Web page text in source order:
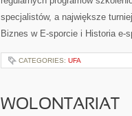
specjalistów, a największe
Biznes w E-sporcie i Historia
CATEGORIES: UFA
WOLONTARIAT